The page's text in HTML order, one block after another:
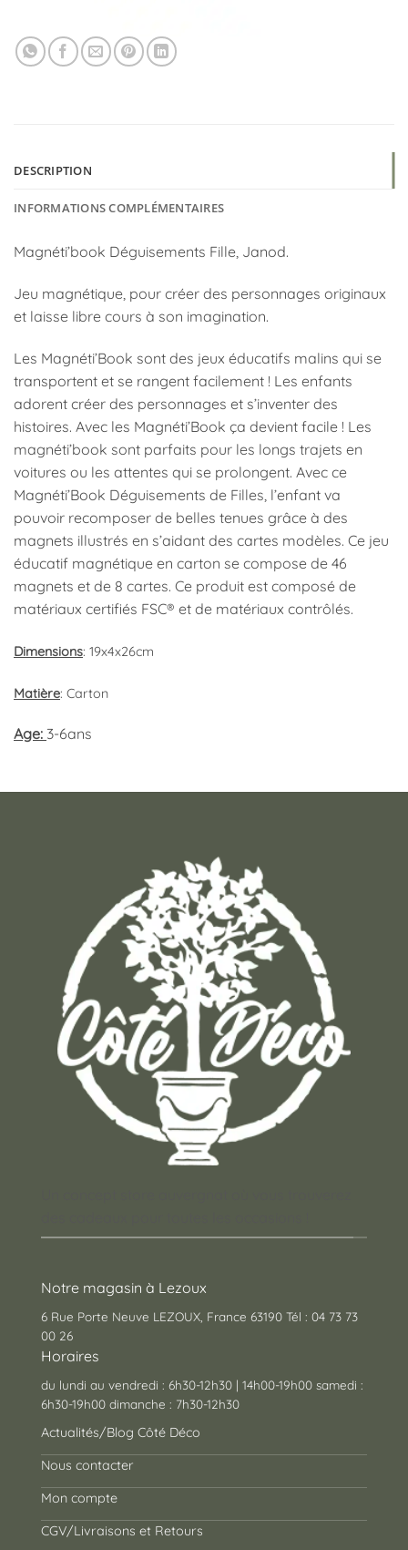
DESCRIPTION
INFORMATIONS COMPLÉMENTAIRES
Magnéti’book Déguisements Fille, Janod.
Jeu magnétique, pour créer des personnages originaux
et laisse libre cours à son imagination.
Les Magnéti’Book sont des jeux éducatifs malins qui se
transportent et se rangent facilement ! Les enfants
adorent créer des personnages et s’inventer des
histoires. Avec les Magnéti’Book ça devient facile ! Les
magnéti’book sont parfaits pour les longs trajets en
voitures ou les attentes qui se prolongent. Avec ce
Magnéti’Book Déguisements de Filles, l’enfant va
pouvoir recomposer de belles tenues grâce à des
magnets illustrés en s’aidant des cartes modèles. Ce jeu
éducatif magnétique en carton se compose de 46
magnets et de 8 cartes. Ce produit est composé de
matériaux certifiés FSC® et de matériaux contrôlés.
Dimensions: 19x4x26cm
Matière: Carton
Age: 3-6ans
Notre magasin à Lezoux
6 Rue Porte Neuve LEZOUX, France 63190 Tél : 04 73 73
00 26
Horaires
du lundi au vendredi : 6h30-12h30 | 14h00-19h00 samedi :
6h30-19h00 dimanche : 7h30-12h30
Actualités/Blog Côté Déco
Nous contacter
Mon compte
CGV/Livraisons et Retours